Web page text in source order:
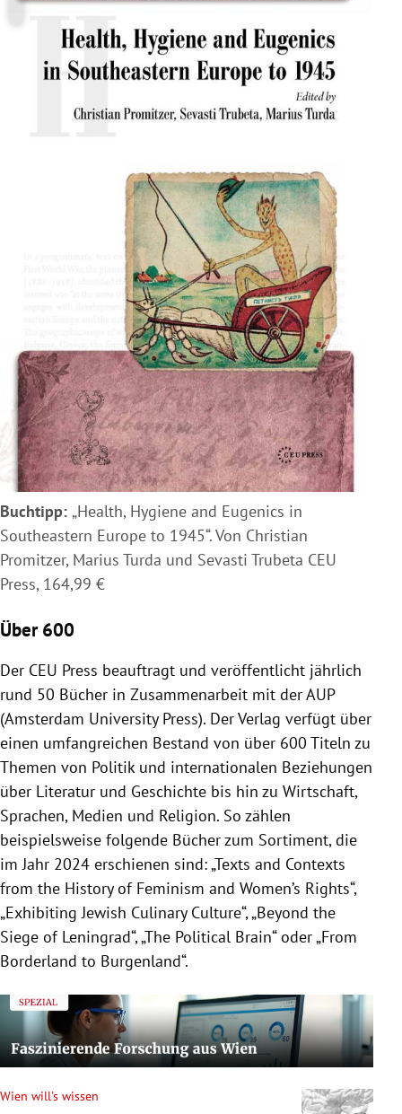
Buchtipp: „Health, Hygiene and Eugenics in
Southeastern Europe to 1945“. Von Christian
Promitzer, Marius Turda und Sevasti Trubeta CEU
Press, 164,99 €
Über 600
Der CEU Press beauftragt und veröffentlicht jährlich
rund 50 Bücher in Zusammenarbeit mit der AUP
(Amsterdam University Press). Der Verlag verfügt über
einen umfangreichen Bestand von über 600 Titeln zu
Themen von Politik und internationalen Beziehungen
über Literatur und Geschichte bis hin zu Wirtschaft,
Sprachen, Medien und Religion. So zählen
beispielsweise folgende Bücher zum Sortiment, die
im Jahr 2024 erschienen sind: „Texts and Contexts
from the History of Feminism and Women’s Rights“,
„Exhibiting Jewish Culinary Culture“, „Beyond the
Siege of Leningrad“, „The Political Brain“ oder „From
Borderland to Burgenland“.
Wien will's wissen